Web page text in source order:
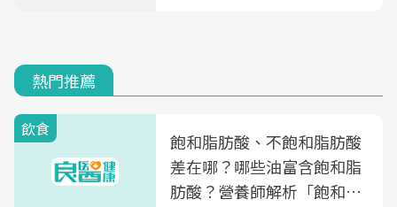
熱門推薦
飲食
飽和脂肪酸、不飽和脂肪酸
差在哪？哪些油富含飽和脂
肪酸？營養師解析「飽和脂